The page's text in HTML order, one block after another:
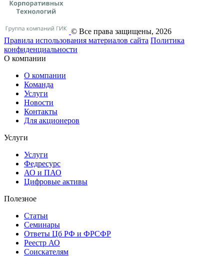
© Все права защищены, 2026
Правила использования материалов сайта Политика
конфиденциальности
О компании
О компании
Команда
Услуги
Новости
Контакты
Для акционеров
Услуги
Услуги
Федресурс
АО и ПАО
Цифровые активы
Полезное
Статьи
Cеминары
Ответы Цб РФ и ФРСФР
Реестр АО
Соискателям